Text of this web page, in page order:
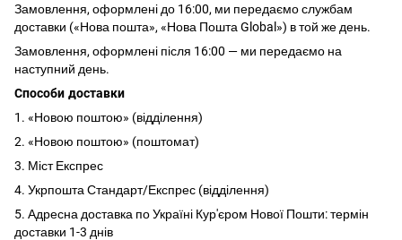
Замовлення, оформлені до 16:00, ми передаємо службам
доставки («Нова пошта», «Нова Пошта Global») в той же день.
Замовлення, оформлені після 16:00 — ми передаємо на
наступний день.
Способи доставки
1. «Новою поштою» (відділення)
2. «Новою поштою» (поштомат)
3. Міст Експрес
4. Укрпошта Стандарт/Експрес (відділення)
5. Адресна доставка по Україні Кур'єром Нової Пошти: термін
доставки 1-3 днів